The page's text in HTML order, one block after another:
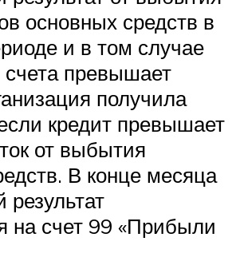
основных средств в
и в том случае
счета превышает
получила
кредит превышает
от выбытия
В конце месяца
на счет 99 «Прибыли